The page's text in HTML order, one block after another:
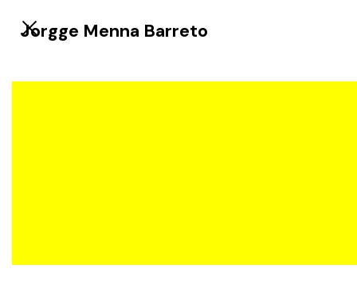
Jorgge Menna Barreto